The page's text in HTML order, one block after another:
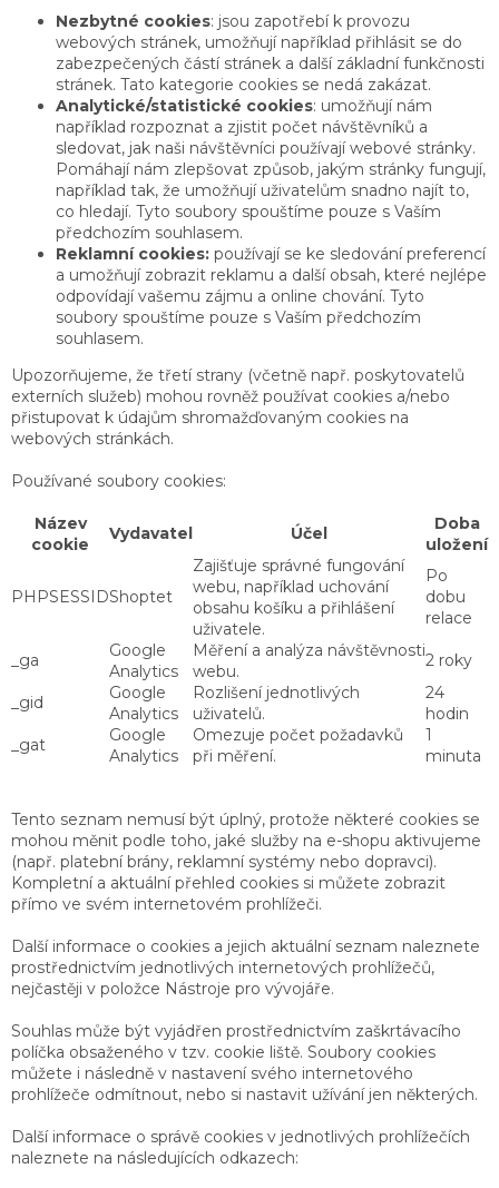
Nezbytné cookies: jsou zapotřebí k provozu
webových stránek, umožňují například přihlásit se do
zabezpečených částí stránek a další základní funkčnosti
stránek. Tato kategorie cookies se nedá zakázat.
Analytické/statistické cookies: umožňují nám
například rozpoznat a zjistit počet návštěvníků a
sledovat, jak naši návštěvníci používají webové stránky.
Pomáhají nám zlepšovat způsob, jakým stránky fungují,
například tak, že umožňují uživatelům snadno najít to,
co hledají. Tyto soubory spouštíme pouze s Vaším
předchozím souhlasem.
Reklamní cookies: používají se ke sledování preferencí
a umožňují zobrazit reklamu a další obsah, které nejlépe
odpovídají vašemu zájmu a online chování. Tyto
soubory spouštíme pouze s Vaším předchozím
souhlasem.
Upozorňujeme, že třetí strany (včetně např. poskytovatelů
externích služeb) mohou rovněž používat cookies a/nebo
přistupovat k údajům shromažďovaným cookies na
webových stránkách.
Používané soubory cookies:
Název
cookie
Vydavatel Účel
Doba
uložení
PHPSESSIDShoptet
Zajišťuje správné fungování
webu, například uchování
obsahu košíku a přihlášení
uživatele.
Po
dobu
relace
_ga
Google
Analytics
Měření a analýza návštěvnosti
webu.
2 roky
_gid
Google
Analytics
Rozlišení jednotlivých
uživatelů.
24
hodin
_gat
Google
Analytics
Omezuje počet požadavků
při měření.
1
minuta
Tento seznam nemusí být úplný, protože některé cookies se
mohou měnit podle toho, jaké služby na e-shopu aktivujeme
(např. platební brány, reklamní systémy nebo dopravci).
Kompletní a aktuální přehled cookies si můžete zobrazit
přímo ve svém internetovém prohlížeči.
Další informace o cookies a jejich aktuální seznam naleznete
prostřednictvím jednotlivých internetových prohlížečů,
nejčastěji v položce Nástroje pro vývojáře.
Souhlas může být vyjádřen prostřednictvím zaškrtávacího
políčka obsaženého v tzv. cookie liště. Soubory cookies
můžete i následně v nastavení svého internetového
prohlížeče odmítnout, nebo si nastavit užívání jen některých.
Další informace o správě cookies v jednotlivých prohlížečích
naleznete na následujících odkazech: